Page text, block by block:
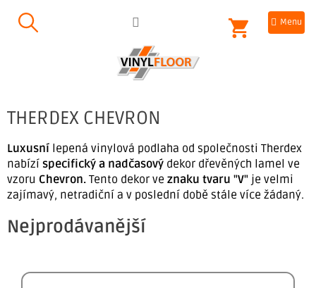
NÁKUPNÍ
KOŠÍK
THERDEX CHEVRON
Luxusní lepená vinylová podlaha od společnosti Therdex
nabízí specifický a nadčasový dekor dřevěných lamel ve
vzoru Chevron. Tento dekor ve znaku tvaru "V" je velmi
zajímavý, netradiční a v poslední době stále více žádaný.
Nejprodávanější